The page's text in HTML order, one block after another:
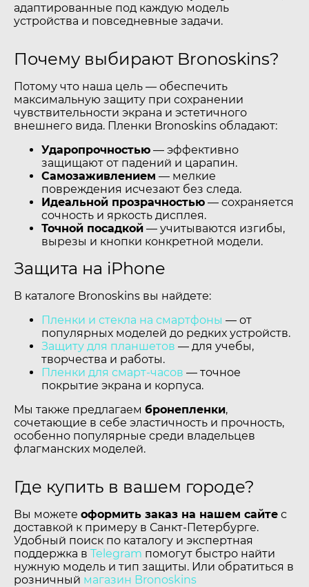
адаптированные под каждую модель
устройства и повседневные задачи.
Почему выбирают Bronoskins?
Потому что наша цель — обеспечить
максимальную защиту при сохранении
чувствительности экрана и эстетичного
внешнего вида. Пленки Bronoskins обладают:
Ударопрочностью — эффективно
защищают от падений и царапин.
Самозаживлением — мелкие
повреждения исчезают без следа.
Идеальной прозрачностью — сохраняется
сочность и яркость дисплея.
Точной посадкой — учитываются изгибы,
вырезы и кнопки конкретной модели.
Защита на iPhone
В каталоге Bronoskins вы найдете:
Пленки и стекла на смартфоны — от
популярных моделей до редких устройств.
Защиту для планшетов — для учебы,
творчества и работы.
Пленки для смарт-часов — точное
покрытие экрана и корпуса.
Мы также предлагаем бронепленки,
сочетающие в себе эластичность и прочность,
особенно популярные среди владельцев
флагманских моделей.
Где купить в вашем городе?
Вы можете оформить заказ на нашем сайте с
доставкой к примеру в Санкт-Петербурге.
Удобный поиск по каталогу и экспертная
поддержка в Telegram помогут быстро найти
нужную модель и тип защиты. Или обратиться в
розничный магазин Bronoskins